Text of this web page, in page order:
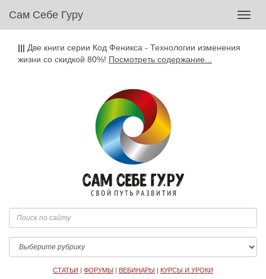
Сам Себе Гуру
||| Две книги серии Код Феникса - Технологии изменения
жизни со скидкой 80%! Посмотреть содержание...
СТАТЬИ | ФОРУМЫ | ВЕБИНАРЫ | КУРСЫ И УРОКИ